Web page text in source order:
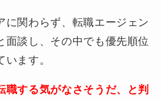
に関わらず、転職エージェン
面談し、その中でも優先順位
ます。
職する気がなさそうだ、と判